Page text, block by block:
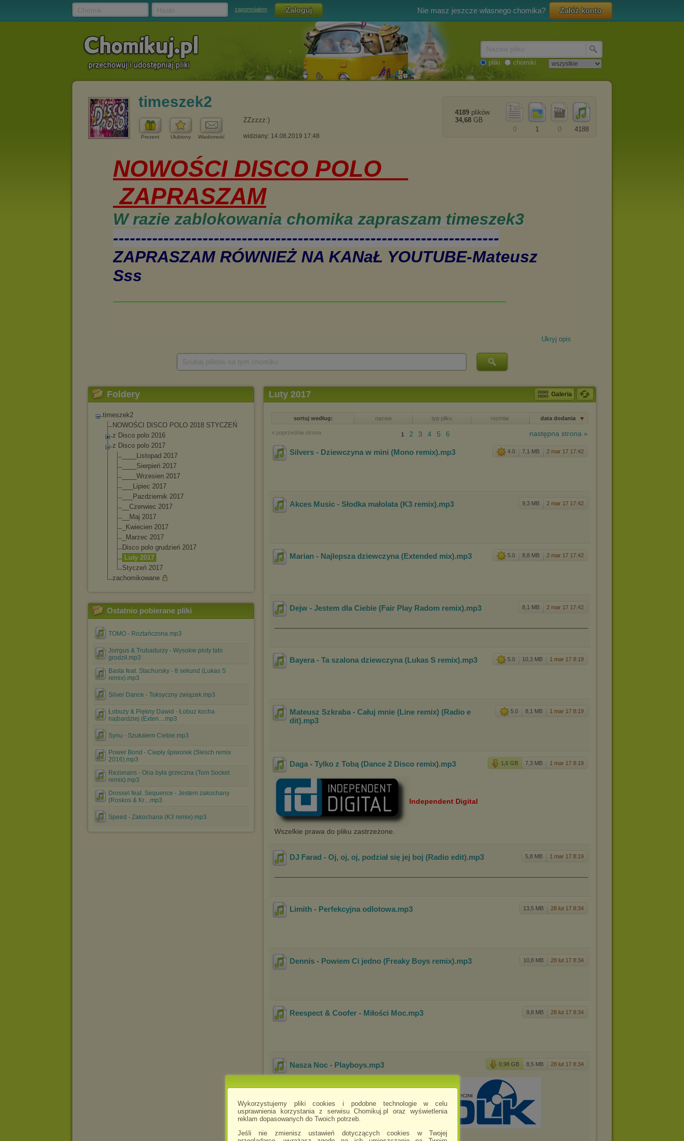
Wykorzystujemy pliki cookies i podobne technologie w celu
usprawnienia korzystania z serwisu Chomikuj.pl oraz wyświetlenia
reklam dopasowanych do Twoich potrzeb.
Jeśli nie zmienisz ustawień dotyczących cookies w Twojej
zapomniałem Nie masz jeszcze własnego chomika? Załóż konto
pliki chomiki
timeszek2
Prezent Ulubiony Wiadomość
ZZzzzz:)
widziany: 14.08.2019 17:48
4188
0
1
0
4189 plików
34,68 GB
Ukryj opis
Foldery
timeszek2
NOWOŚCI DISCO POLO 2018 STYCZEŃ
z Disco polo 2016
z Disco polo 2017
____Listopad 2017
____Sierpień 2017
____Wrzesien 2017
___Lipiec 2017
___Pazdziernik 2017
__Czerwiec 2017
__Maj 2017
_Kwiecien 2017
_Marzec 2017
Disco polo grudzień 2017
Luty 2017
Styczeń 2017
zachomikowane
Ostatnio pobierane pliki
TOMO - Roztańczona.mp3
Jorrgus & Trubadurzy - Wysokie płoty tato
grodził.mp3
Basta feat. Stachursky - 8 sekund (Lukas S
remix).mp3
Silver Dance - Toksyczny związek.mp3
Łobuzy & Piękny Dawid - Łobuz kocha
najbardziej (Exten....mp3
Synu - Szukałem Ciebie.mp3
Power Bond - Ciepły śpiworek (Slesch remix
2016).mp3
Rezonans - Ona była grzeczna (Tom Socket
remix).mp3
Drossel feat. Sequence - Jestem zakochany
(Roskos & Kr....mp3
Speed - Zakochana (K3 remix).mp3
Luty 2017 Galeria
sortuj według: nazwa typ pliku rozmiar data dodania
« poprzednia strona następna strona »
1 2 3 4 5 6
4.0 7,1 MB 2 mar 17 17:42
Silvers - Dziewczyna w mini (Mono remix).mp3
9,3 MB 2 mar 17 17:42
Akces Music - Słodka małolata (K3 remix).mp3
5.0 8,8 MB 2 mar 17 17:42
Marian - Najlepsza dziewczyna (Extended mix).mp3
8,1 MB 2 mar 17 17:42
Dejw - Jestem dla Ciebie (Fair Play Radom remix).mp3
5.0 10,3 MB 1 mar 17 8:19
Bayera - Ta szalona dziewczyna (Lukas S remix).mp3
5.0 8,1 MB 1 mar 17 8:19
Mateusz Szkraba - Całuj mnie (Line remix) (Radio e
dit).mp3
1,6 GB 7,3 MB 1 mar 17 8:19
Daga - Tylko z Tobą (Dance 2 Disco remix).mp3
Independent Digital
Wszelkie prawa do pliku zastrzeżone.
5,8 MB 1 mar 17 8:19
DJ Farad - Oj, oj, oj, podział się jej boj (Radio edit).mp3
13,5 MB 28 lut 17 8:34
Limith - Perfekcyjna odlotowa.mp3
10,8 MB 28 lut 17 8:34
Dennis - Powiem Ci jedno (Freaky Boys remix).mp3
9,8 MB 28 lut 17 8:34
Reespect & Coofer - Miłości Moc.mp3
0,98 GB 8,5 MB 28 lut 17 8:34
Nasza Noc - Playboys.mp3
Wysokiej jakości legalny materiał!